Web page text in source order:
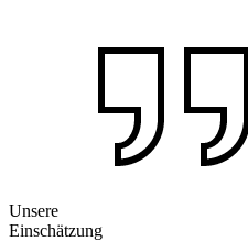
Unsere
Einschätzung